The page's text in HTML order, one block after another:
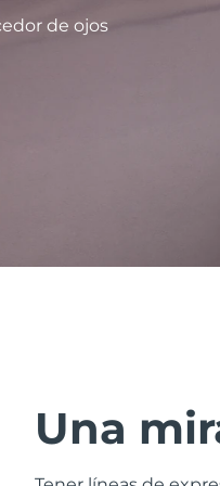
de ojos
Una